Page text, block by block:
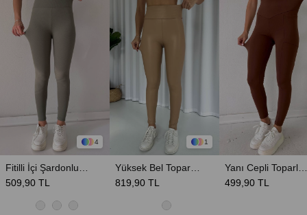
4
509,90 TL
1
819,90 TL 499,90 TL